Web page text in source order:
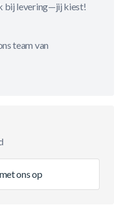
bij levering—jij kiest!
team van
ons op